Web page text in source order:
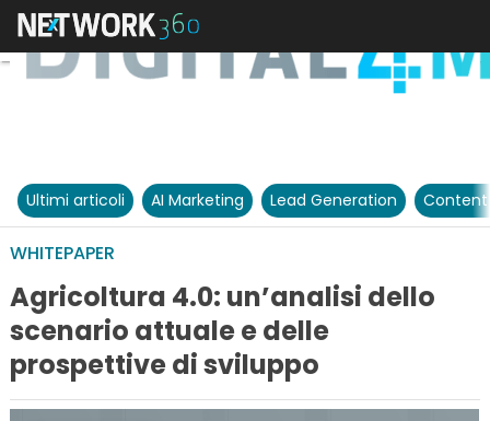
Ultimi articoli AI Marketing Lead Generation
WHITEPAPER
Agricoltura 4.0: un’analisi dello
scenario attuale e delle
prospettive di sviluppo